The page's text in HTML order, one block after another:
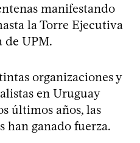
manifestando
la Torre Ejecutiva
de UPM.
organizaciones y
en Uruguay
últimos años, las
han ganado fuerza.